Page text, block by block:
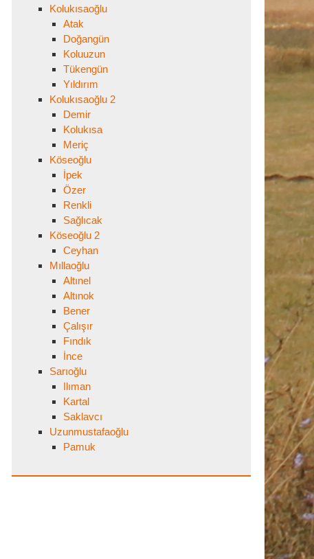
Kolukısaoğlu
Atak
Doğangün
Koluuzun
Tükengün
Yıldırım
Kolukısaoğlu 2
Demir
Kolukısa
Meriç
Köseoğlu
İpek
Özer
Renkli
Sağlıcak
Köseoğlu 2
Ceyhan
Mıllaoğlu
Altınel
Altınok
Bener
Çalışır
Fındık
İnce
Sarıoğlu
Ilıman
Kartal
Saklavcı
Uzunmustafaoğlu
Pamuk